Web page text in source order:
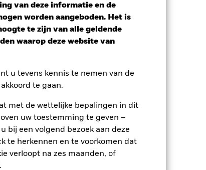
van deze informatie en de
worden aangeboden. Het is
te zijn van alle geldende
waarop deze website van
u tevens kennis te nemen van de
te gaan.
met de wettelijke bepalingen in dit
uw toestemming te geven –
bij een volgend bezoek aan deze
te herkennen en te voorkomen dat
verloopt na zes maanden, of
of de winst per jaar over de
hoe het product in het